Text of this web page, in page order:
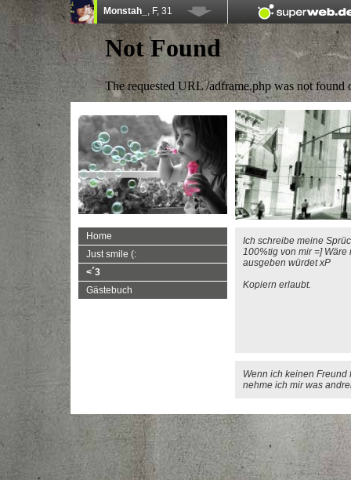
Home
Just smile (:
<´3
Gästebuch
Ich schreibe meine
100%tig von mir =]
ausgeben würdet xP
Kopiern erlaubt.
Wenn ich keinen Freund
nehme ich mir was